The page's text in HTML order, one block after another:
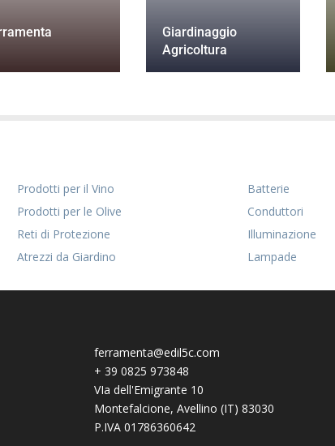
Giardinaggio
Agricoltura
Prodotti per il Vino
Prodotti per le Olive
Reti di Protezione
Atrezzi da Giardino
Batterie
Conduttori
Illuminazione
Lampade
ferramenta@edil5c.com
+ 39 0825 973848
VIa dell'Emigrante 10
Montefalcione, Avellino (IT) 83030
P.IVA 01786360642